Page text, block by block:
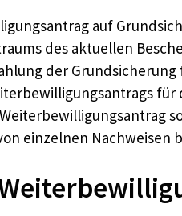
auf
des aktuellen
der
einzelnen